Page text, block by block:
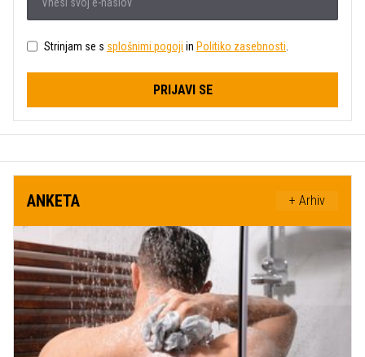
Strinjam se s splošnimi pogoji in Politiko zasebnosti
PRIJAVI SE
ANKETA + Arhiv